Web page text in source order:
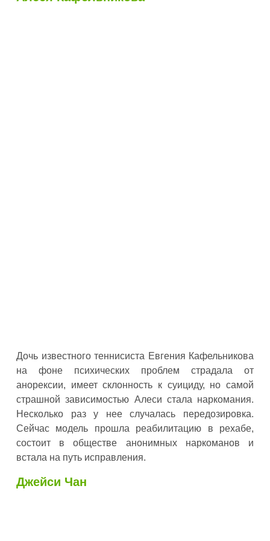
Дочь известного теннисиста Евгения Кафельникова
на фоне психических проблем страдала от
анорексии, имеет склонность к суициду, но самой
страшной зависимостью Алеси стала наркомания.
Несколько раз у нее случалась передозировка.
Сейчас модель прошла реабилитацию в рехабе,
состоит в обществе анонимных наркоманов и
встала на путь исправления.
Джейси Чан